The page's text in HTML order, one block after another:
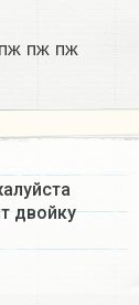
пж пж​
двойку​